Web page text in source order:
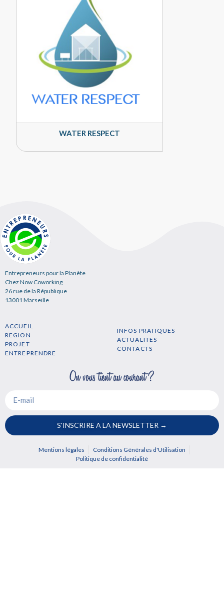
WATER RESPECT
Entrepreneurs pour la Planète
Chez Now Coworking
26 rue de la République
13001 Marseille
ACCUEIL
REGION
PROJET
ENTREPRENDRE
INFOS PRATIQUES
ACTUALITES
CONTACTS
S'INSCRIRE A LA NEWSLETTER →
Mentions légales
Conditions Générales d'Utilisation
Politique de confidentialité